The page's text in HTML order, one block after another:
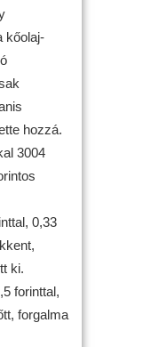
kőolaj-
hozzá.
3004
0,33
ki.
forinttal,
forgalma